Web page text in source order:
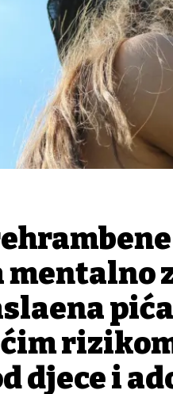
mentalno
djece i